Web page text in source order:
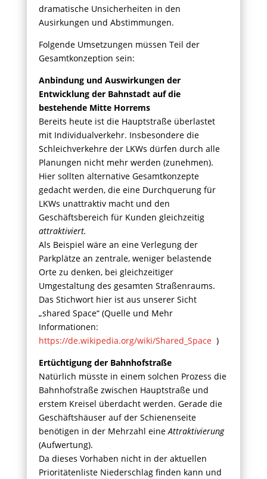
dramatische Unsicherheiten in den
Ausirkungen und Abstimmungen.
Folgende Umsetzungen müssen Teil der
Gesamtkonzeption sein:
Anbindung und Auswirkungen der
Entwicklung der Bahnstadt auf die
bestehende Mitte Horrems
Bereits heute ist die Hauptstraße überlastet
mit Individualverkehr. Insbesondere die
Schleichverkehre der LKWs dürfen durch alle
Planungen nicht mehr werden (zunehmen).
Hier sollten alternative Gesamtkonzepte
gedacht werden, die eine Durchquerung für
LKWs unattraktiv macht und den
Geschäftsbereich für Kunden gleichzeitig
attraktiviert.
Als Beispiel wäre an eine Verlegung der
Parkplätze an zentrale, weniger belastende
Orte zu denken, bei gleichzeitiger
Umgestaltung des gesamten Straßenraums.
Das Stichwort hier ist aus unserer Sicht
„shared Space“ (Quelle und Mehr
Informationen:
https://de.wikipedia.org/wiki/Shared_Space)
Ertüchtigung der Bahnhofstraße
Natürlich müsste in einem solchen Prozess die
Bahnhofstraße zwischen Hauptstraße und
erstem Kreisel überdacht werden. Gerade die
Geschäftshäuser auf der Schienenseite
benötigen in der Mehrzahl eine Attraktivierung
(Aufwertung).
Da dieses Vorhaben nicht in der aktuellen
Prioritätenliste Niederschlag finden kann und